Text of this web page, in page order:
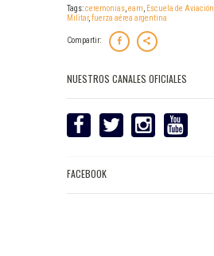
Tags:ceremonias eam Escuela de Aviación
Militar,fuerza aérea argentina
Compartir:
NUESTROS CANALES OFICIALES
FACEBOOK